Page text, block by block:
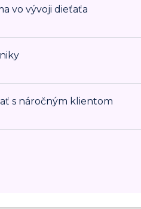
vo vývoji dieťaťa
s náročným klientom